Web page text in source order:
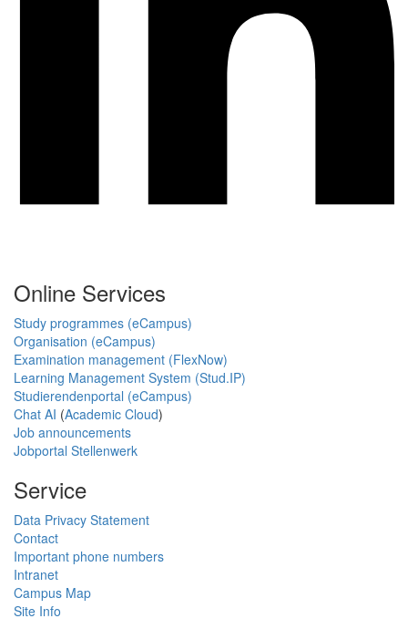
Online Services
Study programmes (eCampus)
Organisation (eCampus)
Examination management (FlexNow)
Learning Management System (Stud.IP)
Studierendenportal (eCampus)
Chat AI (Academic Cloud)
Job announcements
Jobportal Stellenwerk
Service
Data Privacy Statement
Contact
Important phone numbers
Intranet
Campus Map
Site Info